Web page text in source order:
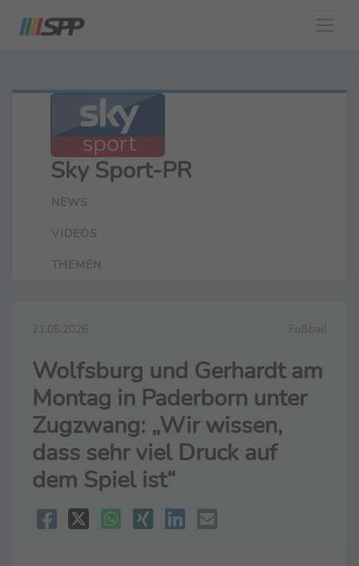
Sky Sport-PR
NEWS
VIDEOS
THEMEN
21.05.2026 Fußball
Wolfsburg und Gerhardt am
Montag in Paderborn unter
Zugzwang: „Wir wissen,
dass sehr viel Druck auf
dem Spiel ist“